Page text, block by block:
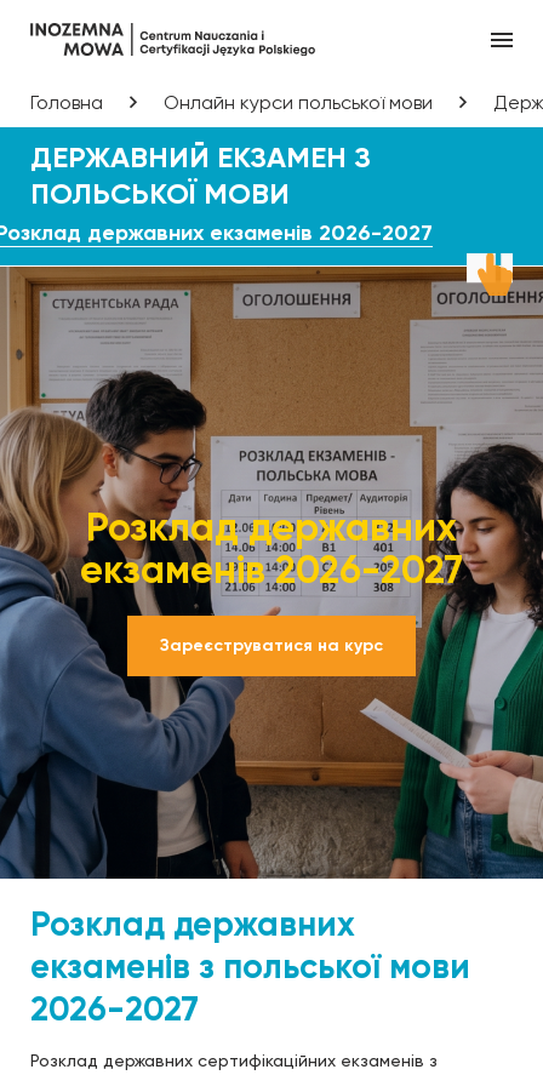
Головна Онлайн курси польської мови
ДЕРЖАВНИЙ ЕКЗАМЕН З
ПОЛЬСЬКОЇ МОВИ
державних екзаменів 2026-2027
Розклад державних
екзаменів 2026-2027
Зареєструватися на курс
Розклад державних
екзаменів з польської мови
2026-2027
Розклад державних сертифікаційних екзаменів з